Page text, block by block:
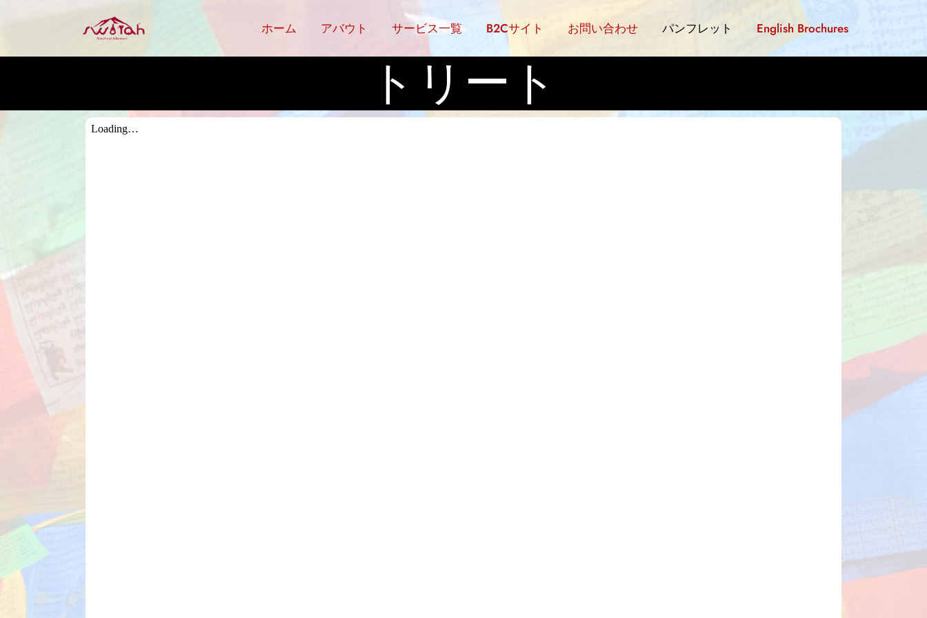
ホーム アバウト サービス一覧 B2Cサイト お問い合わせ パンフレット English Brochures
ナガルコットでの8日間の禅ヨガリ
トリート